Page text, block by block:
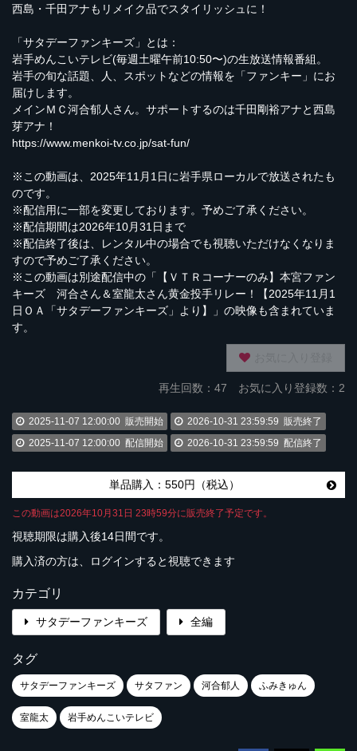
西島・千田アナもリメイク品でスタイリッシュに！
「サタデーファンキーズ」とは：
岩手めんこいテレビ(毎週土曜午前10:50〜)の生放送情報番組。
岩手の旬な話題、人、スポットなどの情報を「ファンキー」にお
届けします。
メインＭＣ河合郁人さん。サポートするのは千田剛裕アナと西島
芽アナ！
https://www.menkoi-tv.co.jp/sat-fun/
※この動画は、2025年11月1日に岩手県ローカルで放送されたも
のです。
※配信用に一部を変更しております。予めご了承ください。
※配信期間は2026年10月31日まで
※配信終了後は、レンタル中の場合でも視聴いただけなくなりま
すので予めご了承ください。
※この動画は別途配信中の「【ＶＴＲコーナーのみ】本宮ファン
キーズ 河合さん＆室龍太さん黄金投手リレー！【2025年11月1
日ＯＡ「サタデーファンキーズ」より】」の映像も含まれていま
す。
再生回数： 47 お気に入り登録数：2
2025-11-07 12:00:00 販売開始 2026-10-31 23:59:59 販売終了
2025-11-07 12:00:00 配信開始 2026-10-31 23:59:59 配信終了
単品購入：550円（税込）
この動画は2026年10月31日 23時59分に販売終了予定です。
視聴期限は購入後14日間です。
購入済の方は、ログインすると視聴できます
カテゴリ
サタデーファンキーズ 全編
タグ
サタデーファンキーズ サタファン 河合郁人 ふみきゅん
室龍太 岩手めんこいテレビ